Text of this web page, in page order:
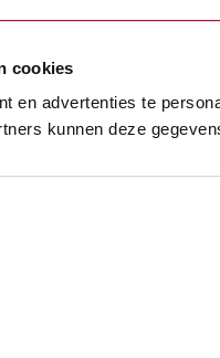
cookies
en advertenties te
kunnen deze